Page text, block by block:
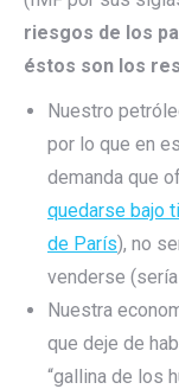
riesgos de los
éstos son los
Nuestro
por lo que en
demanda que
quedarse bajo
de París), no
venderse
Nuestra
que deje de
“gallina de los